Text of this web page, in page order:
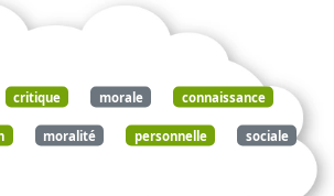
critique morale connaissance
moralité personnelle sociale